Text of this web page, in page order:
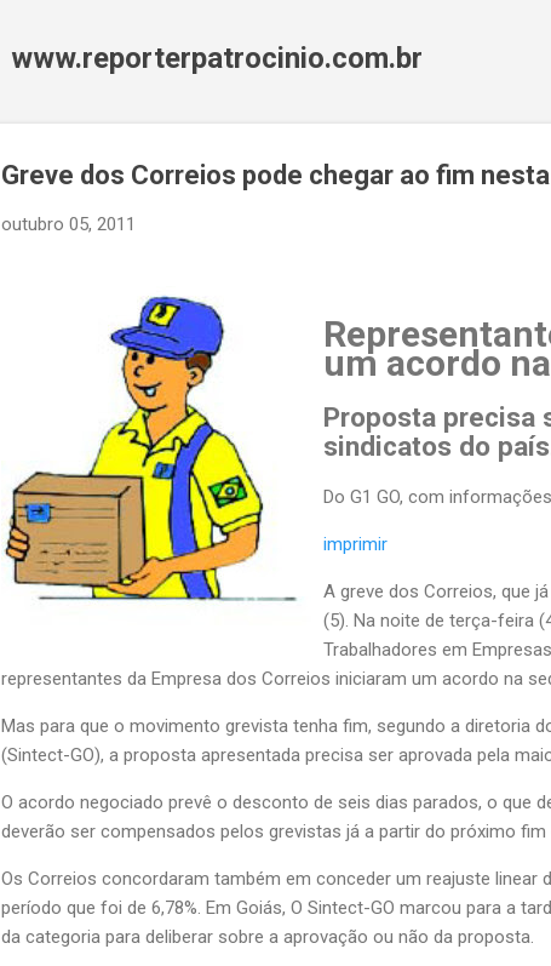
www.reporterpatrocinio.com.br
Greve dos Correios pode chegar ao fim
outubro 05, 2011
um acordo
Proposta precisa
sindicatos do
Do G1 GO, com
imprimir
A greve dos Correios, que
(5). Na noite de terça-feira
Trabalhadores em
representantes da Empresa dos Correios iniciaram um acordo na
Mas para que o movimento grevista tenha fim, segundo a diretoria
(Sintect-GO), a proposta apresentada precisa ser aprovada pela
O acordo negociado prevê o desconto de seis dias parados, o que
deverão ser compensados pelos grevistas já a partir do próximo fim
Os Correios concordaram também em conceder um reajuste linear
período que foi de 6,78%. Em Goiás, O Sintect-GO marcou para a
da categoria para deliberar sobre a aprovação ou não da proposta.